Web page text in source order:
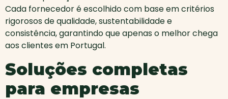
Cada fornecedor é escolhido com base em critérios
rigorosos de qualidade, sustentabilidade e
consistência, garantindo que apenas o melhor chega
aos clientes em Portugal.
Soluções completas
para empresas